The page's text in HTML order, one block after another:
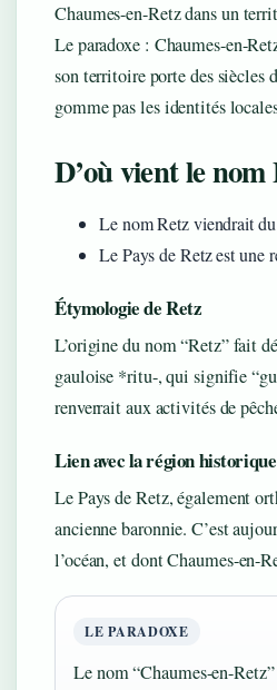
Chaumes-en-Retz dans un
Le paradoxe : Chaumes-en-
son territoire porte des
gomme pas les identités
D’où vient le nom
Le nom Retz viendrait
Le Pays de Retz est une
Étymologie de Retz
L’origine du nom “Retz” fait
gauloise *ritu-, qui signifie
renverrait aux activités de
Lien avec la région historique
Le Pays de Retz, également
ancienne baronnie. C’est
l’océan, et dont Chaumes-en-
LE PARADOXE
Le nom “Chaumes-en-